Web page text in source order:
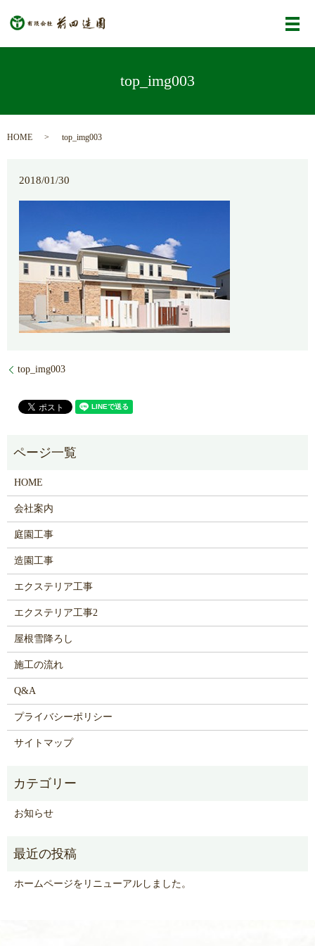
メ
top_img003
HOME top_img003
2018/01/30
top_img003
HOME
会社案内
庭園工事
造園工事
エクステリア工事
エクステリア工事2
屋根雪降ろし
施工の流れ
Q&A
プライバシーポリシー
サイトマップ
お知らせ
ホームページをリニューアルしました。